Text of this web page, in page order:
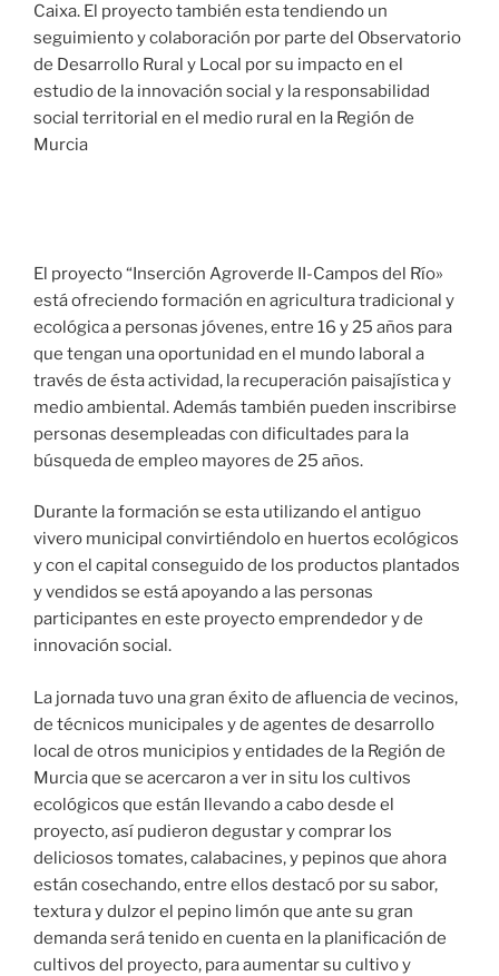
Caixa. El proyecto también esta tendiendo un
seguimiento y colaboración por parte del Observatorio
de Desarrollo Rural y Local por su impacto en el
estudio de la innovación social y la responsabilidad
social territorial en el medio rural en la Región de
Murcia
​El proyecto “Inserción Agroverde II-Campos del Río»
está ofreciendo formación en agricultura tradicional y
ecológica a personas jóvenes, entre 16 y 25 años para
que tengan una oportunidad en el mundo laboral a
través de ésta actividad, la recuperación paisajística y
medio ambiental. Además también pueden inscribirse
personas desempleadas con dificultades para la
búsqueda de empleo mayores de 25 años.
Durante la formación se esta utilizando el antiguo
vivero municipal ​convirtiéndolo en huertos ecológicos
y con el capital conseguido de los productos plantados
y vendidos se ​está apoyando a las personas
participantes en este proyecto emprendedor y de
innovación social​.
La jornada tuvo una gran éxito de afluencia de vecinos,
de técnicos municipales y de agentes de desarrollo
local de otros municipios y entidades de la Región de
Murcia que se acercaron a ver in situ los cultivos
ecológicos que están llevando a cabo desde el
proyecto, así pudieron degustar y comprar los
deliciosos tomates, calabacines, y pepinos que ahora
están cosechando, entre ellos destacó por su sabor,
textura y dulzor el pepino limón que ante su gran
demanda será tenido en cuenta en la planificación de
cultivos del proyecto, para aumentar su cultivo y